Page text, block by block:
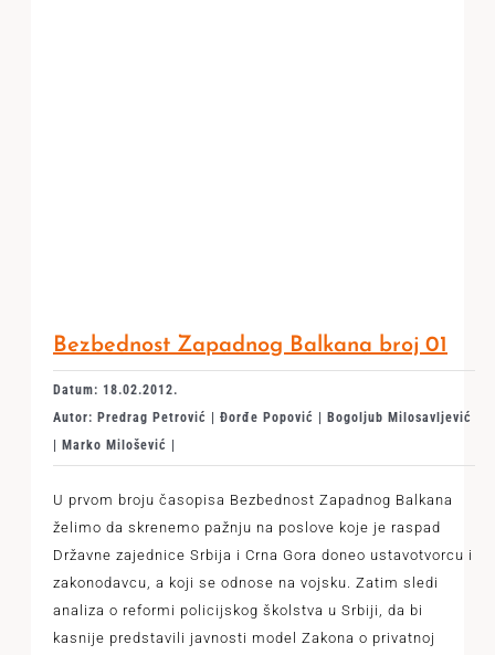
Bezbednost Zapadnog Balkana broj 01
Datum: 18.02.2012.
Autor: Predrag Petrović | Đorđe Popović | Bogoljub Milosavljević
| Marko Milošević |
U prvom broju časopisa Bezbednost Zapadnog Balkana
želimo da skrenemo pažnju na poslove koje je raspad
Državne zajednice Srbija i Crna Gora doneo ustavotvorcu i
zakonodavcu, a koji se odnose na vojsku. Zatim sledi
analiza o reformi policijskog školstva u Srbiji, da bi
kasnije predstavili javnosti model Zakona o privatnoj